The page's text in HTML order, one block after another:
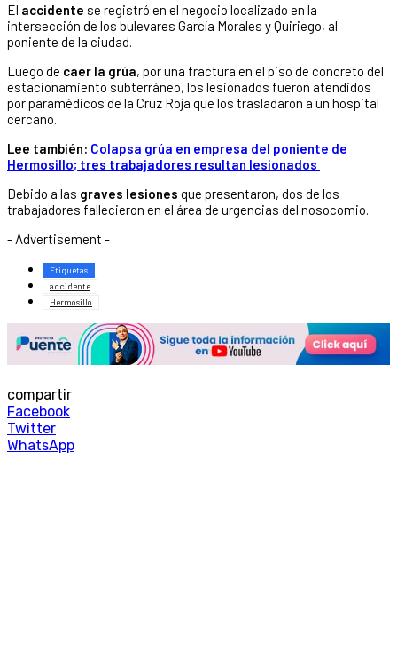
El accidente se registró en el negocio localizado en la
intersección de los bulevares García Morales y Quiriego, al
poniente de la ciudad.
Luego de caer la grúa, por una fractura en el piso de concreto del
estacionamiento subterráneo, los lesionados fueron atendidos
por paramédicos de la Cruz Roja que los trasladaron a un hospital
cercano.
Lee también: Colapsa grúa en empresa del poniente de
Hermosillo; tres trabajadores resultan lesionados
Debido a las graves lesiones que presentaron, dos de los
trabajadores fallecieron en el área de urgencias del nosocomio.
- Advertisement -
Etiquetas
accidente
Hermosillo
compartir
Facebook
Twitter
WhatsApp